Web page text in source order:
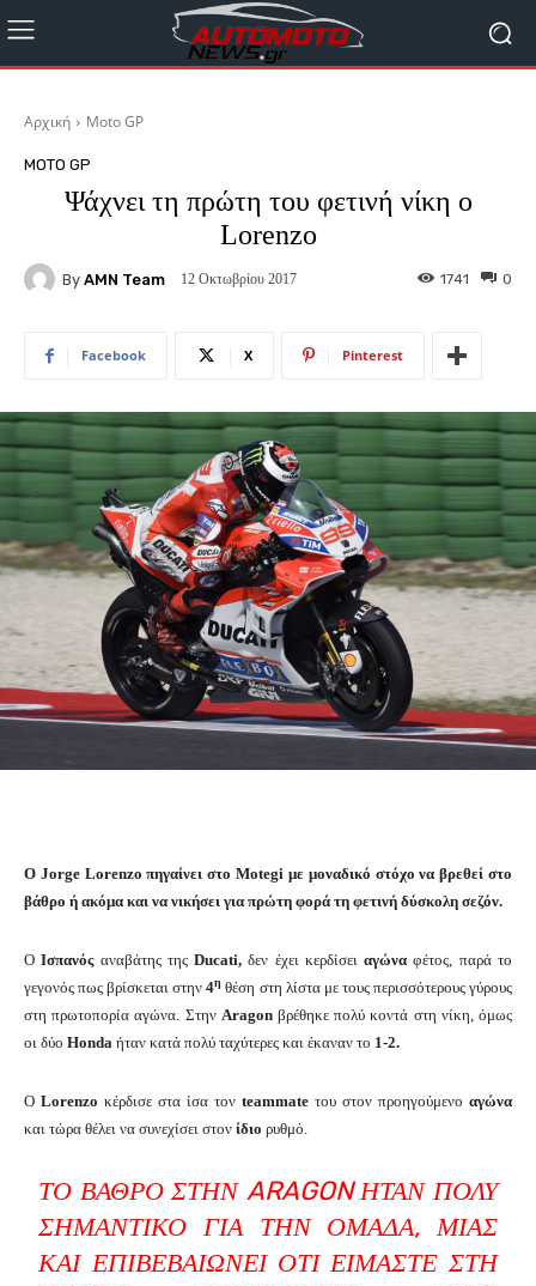
Αρχική Moto GP
MOTO GP
Ψάχνει τη πρώτη του φετινή νίκη ο
Lorenzo
By AMN Team 12 Οκτωβρίου 2017 0
1741
Facebook X Pinterest
Ο Jorge Lorenzo πηγαίνει στο Motegi με μοναδικό στόχο να βρεθεί στο
βάθρο ή ακόμα και να νικήσει για πρώτη φορά τη φετινή δύσκολη σεζόν.
ΟΙσπανόςαναβάτης τηςDucati, δεν έχει κερδίσειαγώνα φέτος, παρά το
γεγονός πως βρίσκεται στην4η θέση στη λίστα με τους περισσότερους γύρους
στη πρωτοπορία αγώνα. Στην Aragonβρέθηκε πολύ κοντά στη νίκη, όμως
οι δύο Honda ήταν κατά πολύ ταχύτερες και έκαναν το 1-2.
Ο Lorenzo κέρδισε στα ίσα τον teammate του στον προηγούμενο αγώνα
και τώρα θέλει να συνεχίσει στον ίδιο ρυθμό.
ΤΟ ΒΆΘΡΟ ΣΤΗΝ ARAGON ΉΤΑΝ ΠΟΛΎ
ΣΗΜΑΝΤΙΚΌ ΓΙΑ ΤΗΝ ΟΜΆΔΑ, ΜΙΑΣ
ΚΑΙ ΕΠΙΒΕΒΑΙΏΝΕΙ ΌΤΙ ΕΊΜΑΣΤΕ ΣΤΗ